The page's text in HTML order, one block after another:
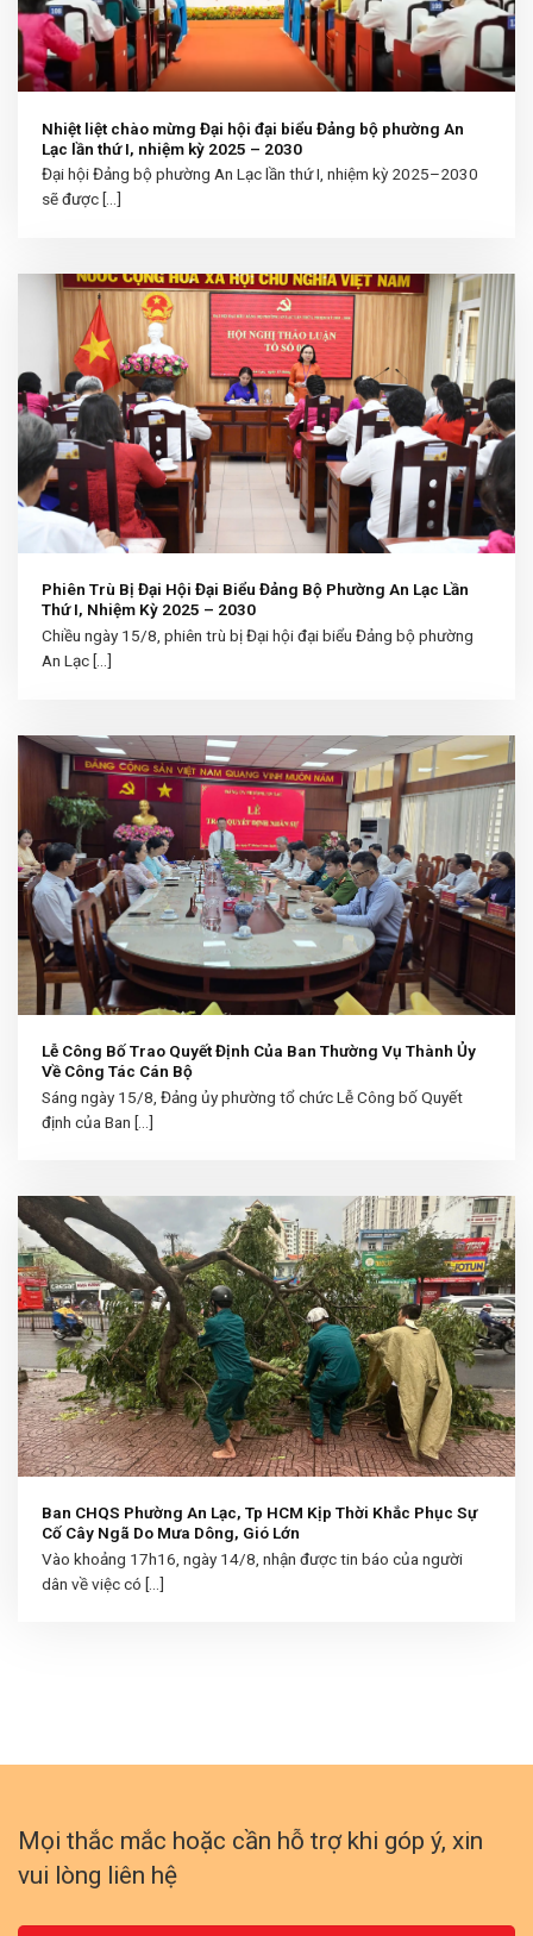
Nhiệt liệt chào mừng Đại hội đại biểu Đảng bộ phường An
Lạc lần thứ I, nhiệm kỳ 2025 – 2030
Đại hội Đảng bộ phường An Lạc lần thứ I, nhiệm kỳ 2025–2030
sẽ được [...]
Phiên Trù Bị Đại Hội Đại Biểu Đảng Bộ Phường An Lạc Lần
Thứ I, Nhiệm Kỳ 2025 – 2030
Chiều ngày 15/8, phiên trù bị Đại hội đại biểu Đảng bộ phường
An Lạc [...]
Lễ Công Bố Trao Quyết Định Của Ban Thường Vụ Thành Ủy
Về Công Tác Cán Bộ
Sáng ngày 15/8, Đảng ủy phường tổ chức Lễ Công bố Quyết
định của Ban [...]
Ban CHQS Phường An Lạc, Tp HCM Kịp Thời Khắc Phục Sự
Cố Cây Ngã Do Mưa Dông, Gió Lớn
Vào khoảng 17h16, ngày 14/8, nhận được tin báo của người
dân về việc có [...]
Mọi thắc mắc hoặc cần hỗ trợ khi góp ý, xin
vui lòng liên hệ